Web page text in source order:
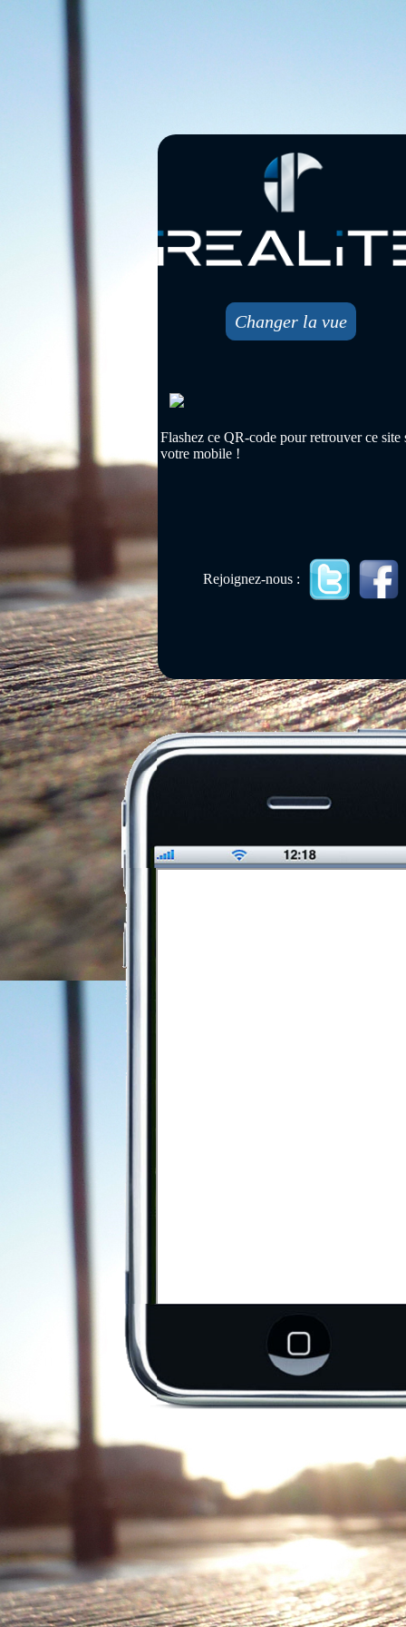
Changer la vue
Flashez ce QR-code pour retrouver ce site
votre mobile !
Rejoignez-nous :